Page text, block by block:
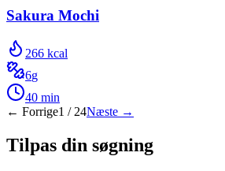
Sakura Mochi
266 kcal
6g
40 min
← Forrige1 / 24Næste →
Tilpas din søgning